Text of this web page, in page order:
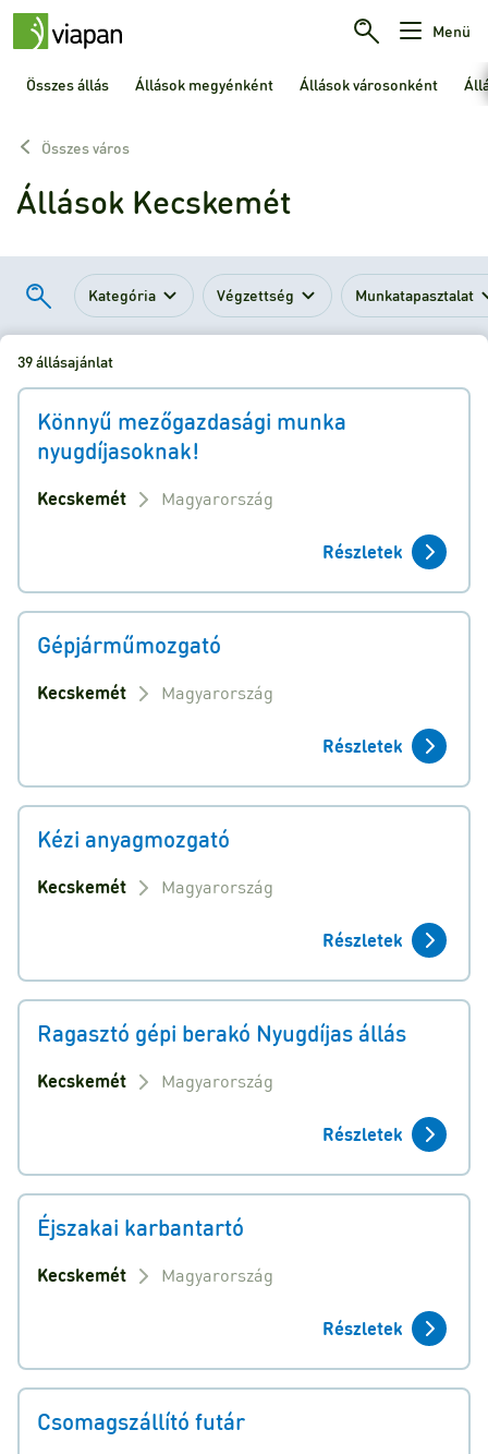
Menü
Összes állás Állások megyénként Állások városonként
Összes város
Állások Kecskemét
Kategória Végzettség Munkatapasztalat
39 állásajánlat
Könnyű mezőgazdasági munka
nyugdíjasoknak!
Kecskemét Magyarország
Részletek
Gépjárműmozgató
Kecskemét Magyarország
Részletek
Kézi anyagmozgató
Kecskemét Magyarország
Részletek
Ragasztó gépi berakó Nyugdíjas állás
Kecskemét Magyarország
Részletek
Éjszakai karbantartó
Kecskemét Magyarország
Részletek
Csomagszállító futár